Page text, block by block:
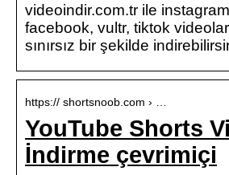
videoindir.com.tr ile
facebook, vultr, tiktok
sınırsız bir şekilde
https:// shortsnoob.com › …
YouTube Shorts
İndirme çevrimiçi